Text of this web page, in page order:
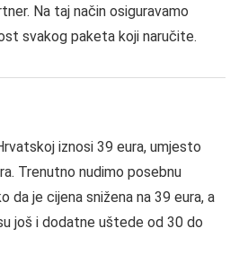
Na taj način osiguravamo
svakog paketa koji naručite.
iznosi 39 eura, umjesto
Trenutno nudimo posebnu
da je cijena snižena na 39 eura, a
još i dodatne uštede od 30 do